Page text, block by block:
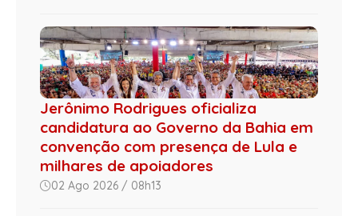
Jerônimo Rodrigues oficializa
candidatura ao Governo da Bahia em
convenção com presença de Lula e
milhares de apoiadores
02 Ago 2026 / 08h13